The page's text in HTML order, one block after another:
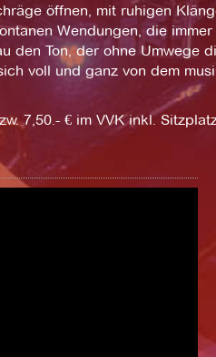
öffnen, mit ruhigen
Wendungen, die
den Ton, der ohne Umwege
voll und ganz von dem
7,50.- € im VVK inkl.